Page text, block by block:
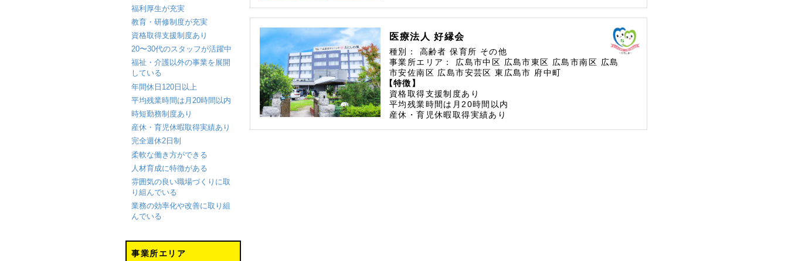
福利厚生が充実
教育・研修制度が充実
資格取得支援制度あり
20〜30代のスタッフが活躍中
福祉・介護以外の事業を展開
している
年間休日120日以上
平均残業時間は月20時間以内
時短勤務制度あり
産休・育児休暇取得実績あり
完全週休2日制
柔軟な働き方ができる
人材育成に特徴がある
雰囲気の良い職場づくりに取
り組んでいる
業務の効率化や改善に取り組
んでいる
事業所エリア
医療法人 好縁会
種別： 高齢者保育所 その他
事業所エリア：
広島市中区 広島市東区 広島市南区 広島
市安佐南区 広島市安芸区東広島市 府中町
【特徴】
資格取得支援制度あり
平均残業時間は月20時間以内
産休・育児休暇取得実績あり